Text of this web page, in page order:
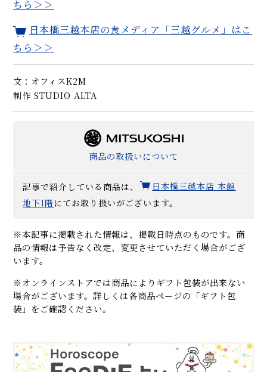
ちら＞＞
日本橋三越本店の食メディア「三越グルメ」はこ
ちら＞＞
文：オフィスK2M
制作 STUDIO ALTA
商品の取扱いについて
記事で紹介している商品は、
日本橋三越本店 本館
地下1階 にてお取り扱いがございます。
※本記事に掲載された情報は、掲載日時点のものです。商
品の情報は予告なく改定、変更させていただく場合がござ
います。
※オンラインストアでは商品によりギフト包装が出来ない
場合がございます。詳しくは各商品ページの「ギフト包
装」をご確認ください。